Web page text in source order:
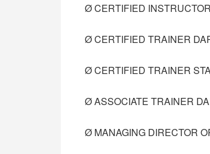
Ø CERTIFIED
Ø CERTIFIED TRAINER
Ø CERTIFIED TRAINER
Ø ASSOCIATE TRAINER
Ø MANAGING DIRECTOR